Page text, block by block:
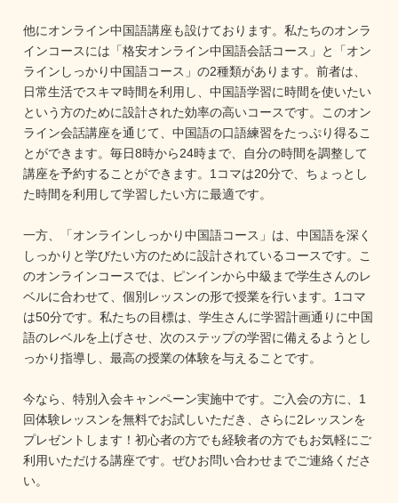
他にオンライン中国語講座も設けております。私たちのオンラ
インコースには「格安オンライン中国語会話コース」と「オン
ラインしっかり中国語コース」の2種類があります。前者は、
日常生活でスキマ時間を利用し、中国語学習に時間を使いたい
という方のために設計された効率の高いコースです。このオン
ライン会話講座を通じて、中国語の口語練習をたっぷり得るこ
とができます。毎日8時から24時まで、自分の時間を調整して
講座を予約することができます。1コマは20分で、ちょっとし
た時間を利用して学習したい方に最適です。
一方、「オンラインしっかり中国語コース」は、中国語を深く
しっかりと学びたい方のために設計されているコースです。こ
のオンラインコースでは、ピンインから中級まで学生さんのレ
ベルに合わせて、個別レッスンの形で授業を行います。1コマ
は50分です。私たちの目標は、学生さんに学習計画通りに中国
語のレベルを上げさせ、次のステップの学習に備えるようとし
っかり指導し、最高の授業の体験を与えることです。
今なら、特別入会キャンペーン実施中です。ご入会の方に、1
回体験レッスンを無料でお試しいただき、さらに2レッスンを
プレゼントします！初心者の方でも経験者の方でもお気軽にご
利用いただける講座です。ぜひお問い合わせまでご連絡くださ
い。